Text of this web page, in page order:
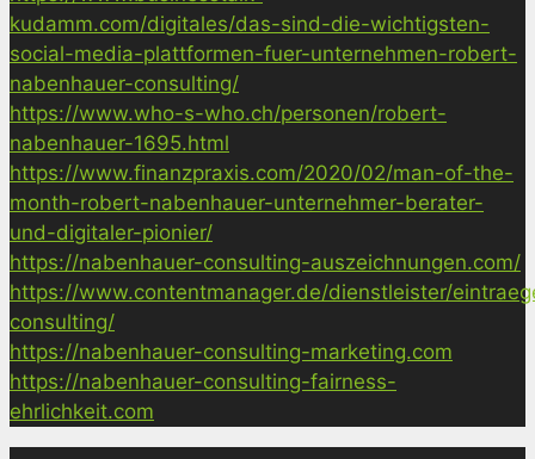
kudamm.com/digitales/das-sind-die-wichtigsten-
social-media-plattformen-fuer-unternehmen-robert-
nabenhauer-consulting/
https://www.who-s-who.ch/personen/robert-
nabenhauer-1695.html
https://www.finanzpraxis.com/2020/02/man-of-the-
month-robert-nabenhauer-unternehmer-berater-
und-digitaler-pionier/
https://nabenhauer-consulting-auszeichnungen.com/
https://www.contentmanager.de/dienstleister/
consulting/
https://nabenhauer-consulting-marketing.com
https://nabenhauer-consulting-fairness-
ehrlichkeit.com